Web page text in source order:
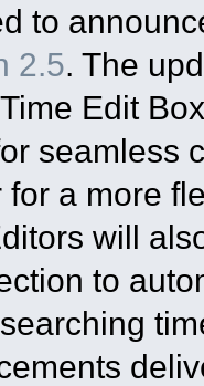
to
2.5. The
Edit
seamless
for a more
will
to